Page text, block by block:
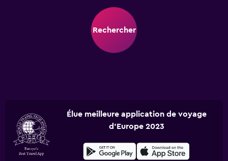
Rechercher
Élue meilleure application de voyage
d'Europe 2023